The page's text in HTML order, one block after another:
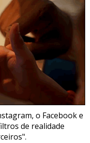
o Facebook e
de realidade